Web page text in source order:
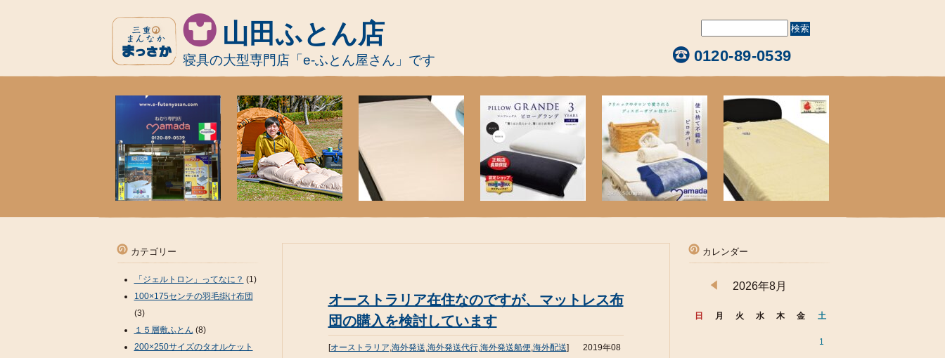
山田ふとん店
寝具の大型専門店「e-ふとん屋さん」です 0120-89-0539
オーストラリア在住なのですが、マットレス布
団の購入を検討しています
[オーストラリア,海外発送,海外発送代行,海外発送船便,海外配送]
2019年08
カテゴリー
「ジェルトロン」ってなに？ (1)
100×175センチの羽毛掛け布団
(3)
１５層敷ふとん (8)
200×250サイズのタオルケット
カレンダー
2026年8月
日 月 火 水 木 金 土
1